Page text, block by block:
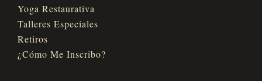
Yoga Restaurativa
Talleres Especiales
Retiros
¿Cómo Me Inscribo?